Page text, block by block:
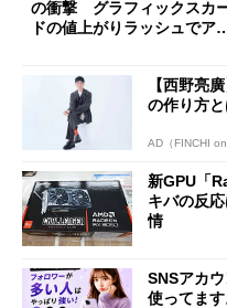
の衝撃 グラフィックスカ
ドの値上がりラッシュでア
【西野亮
の作り方
AD（FINCHI on
新GPU「
キバの反
情
SNSアカ
使ってます